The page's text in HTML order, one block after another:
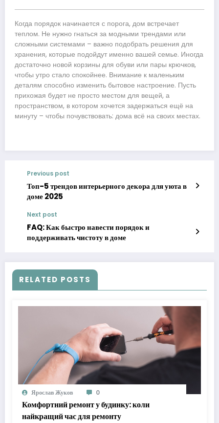
Когда порядок начинается с порога, дом встречает
теплом. Не нужно гнаться за модными трендами или
сложными системами – важно подобрать решения для
хранения, которые подойдут именно вашей семье. Иногда
достаточно новой корзины для обуви или пары крючков,
чтобы утро стало спокойнее. Внимание к маленьким
деталям способно изменить бытовое настроение. Пусть
прихожая будет не просто местом для вещей, а
пространством, в котором хочется задержаться ещё на
минуту – чтобы почувствовать: дома всё на своих местах.
Previous post
Топ-5 трендов интерьерного декора для уюта в
доме 2025
Next post
FAQ: Как быстро навести порядок и
поддерживать чистоту в доме
RELATED POSTS
Ярослав Жуков 0
Комфортний ремонт у будинку: коли
найкращий час для ремонту